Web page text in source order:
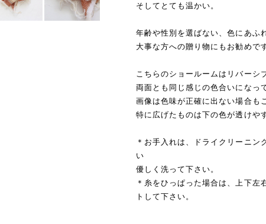
そしてとても温かい。
年齢や性別を選ばない、色にあふ
大事な方への贈り物にもお勧めで
こちらのショールームはリバーシ
両面とも同じ感じの色合いになっ
画像は色味が正確に出ない場合も
特に広げたものは下の色が透けや
＊お手入れは、ドライクリーニン
い
優しく洗って下さい。
＊糸をひっぱった場合は、上下左
トして下さい。